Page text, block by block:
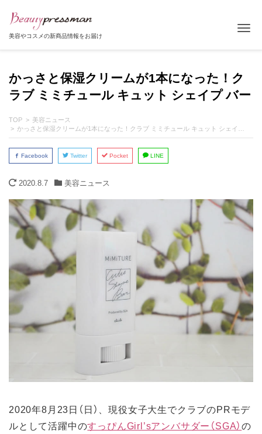
美容やコスメの新商品情報をお届け
かっさと保湿クリームが1本になった！ク
ラブ ミミチュール キュット シェイプ バー
TOP
美容ニュース
かっさと保湿クリームが1本になった！クラブ ミミチュール キュット シェイプ バー
Facebook Twitter Pocket LINE
2020.8.7 美容ニュース
2020年8月23日（日）、現役女子大生でクラブのPRモデ
ルとして活躍中のすっぴんGirl’sアンバサダー（SGA）の